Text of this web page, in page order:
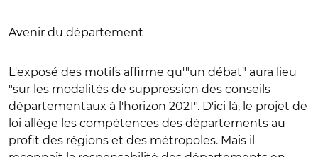
Avenir du département
L'exposé des motifs affirme qu'"un débat" aura lieu
"sur les modalités de suppression des conseils
départementaux à l'horizon 2021". D'ici là, le projet de
loi allège les compétences des départements au
profit des régions et des métropoles. Mais il